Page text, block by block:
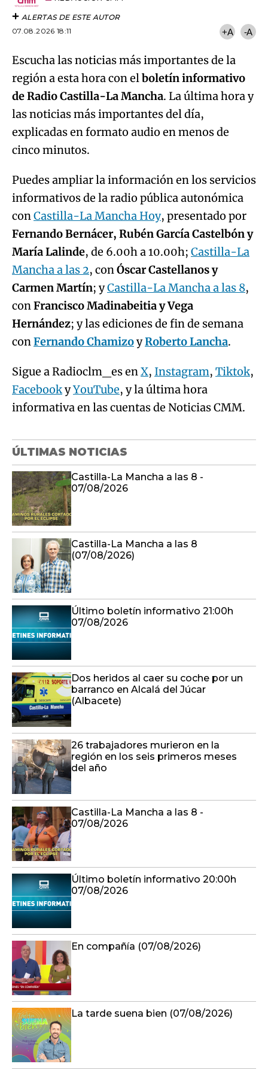
ALERTAS DE ESTE AUTOR
07.08.2026 18:11
+A -A
Escucha las noticias más importantes de la
región a esta hora con elboletín informativo
de Radio Castilla-La Mancha. La última hora y
las noticias más importantes del día,
explicadas en formato audio en menos de
cinco minutos.
Puedes ampliar la información en los servicios
informativos de la radio pública autonómica
conCastilla-La Mancha Hoy, presentado por
Fernando Bernácer, Rubén García Castelbón y
María Lalinde, de 6.00h a 10.00h; Castilla-La
Mancha a las 2, conÓscar Castellanos y
Carmen Martín; yCastilla-La Mancha a las 8,
conFrancisco Madinabeitia y Vega
Hernández; y las ediciones de fin de semana
conFernando ChamizoyRoberto Lancha.
Sigue a Radioclm_es enX, Instagram, Tiktok,
FacebookyYouTube, y la última hora
informativa en las cuentas de Noticias CMM.
ÚLTIMAS NOTICIAS
Castilla-La Mancha a las 8 -
07/08/2026
Castilla-La Mancha a las 8
(07/08/2026)
Último boletín informativo 21:00h
07/08/2026
Dos heridos al caer su coche por un
barranco en Alcalá del Júcar
(Albacete)
26 trabajadores murieron en la
región en los seis primeros meses
del año
Castilla-La Mancha a las 8 -
07/08/2026
Último boletín informativo 20:00h
07/08/2026
En compañía (07/08/2026)
La tarde suena bien (07/08/2026)